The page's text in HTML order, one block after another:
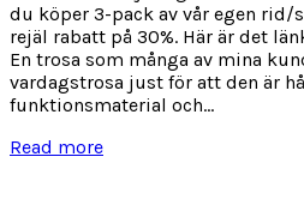
du köper 3-pack av vår egen rid/
rejäl rabatt på 30%. Här är det
En trosa som många av mina
vardagstrosa just för att den är
funktionsmaterial och...
Read more